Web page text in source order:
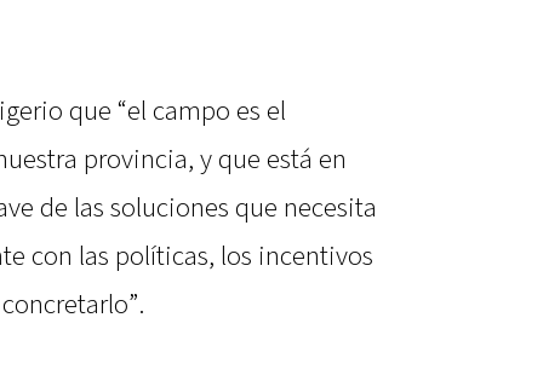
que “el campo es el
provincia, y que está en
de las soluciones que necesita
con las políticas, los incentivos